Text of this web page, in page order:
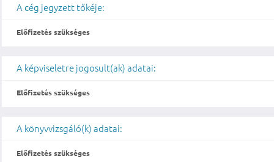
A cég jegyzett tőkéje:
Előfizetés szükséges
A képviseletre jogosult(ak) adatai:
Előfizetés szükséges
A könyvvizsgáló(k) adatai:
Előfizetés szükséges